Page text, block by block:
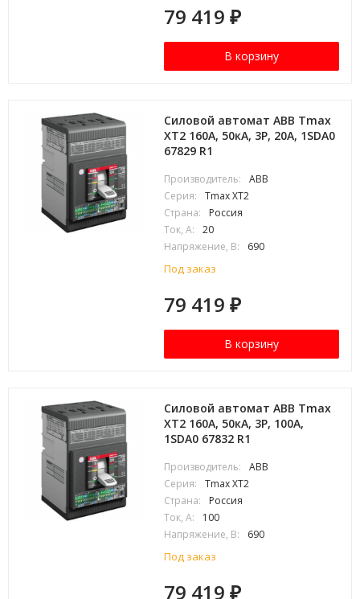
79 419₽
В корзину
Силовой автомат ABB Tmax
XT2 160А, 50кА, 3P, 20А, 1SDA0
67829 R1
Производитель:
ABB
Серия:
Tmax XT2
Страна:
Россия
Ток, А:
20
Напряжение, В:
690
Под заказ
79 419₽
В корзину
Силовой автомат ABB Tmax
XT2 160А, 50кА, 3P, 100А,
1SDA0 67832 R1
Производитель:
ABB
Серия:
Tmax XT2
Страна:
Россия
Ток, А:
100
Напряжение, В:
690
Под заказ
79 419₽